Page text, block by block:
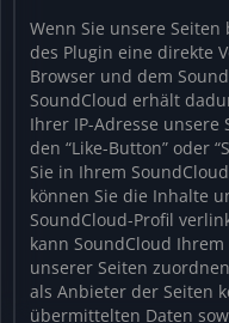
Wenn Sie unsere
des Plugin eine direkte
Browser und dem
SoundCloud erhält
Ihrer IP-Adresse unsere
den “Like-Button” oder
Sie in Ihrem
können Sie die Inhalte
SoundCloud-Profil
kann SoundCloud
unserer Seiten
als Anbieter der Seiten
übermittelten Daten